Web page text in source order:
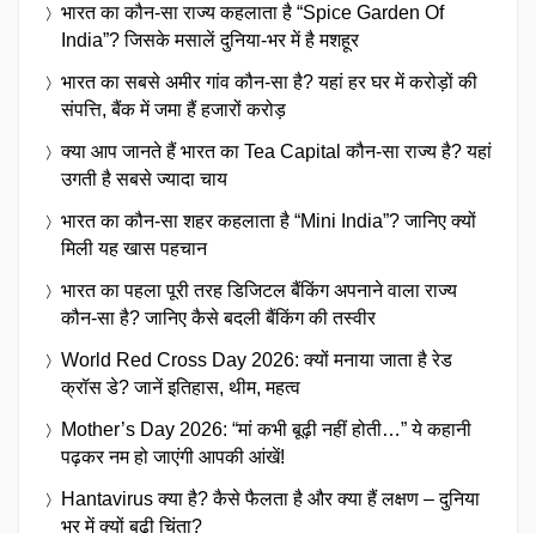
भारत का कौन-सा राज्य कहलाता है “Spice Garden Of
India”? जिसके मसालें दुनिया-भर में है मशहूर
भारत का सबसे अमीर गांव कौन-सा है? यहां हर घर में करोड़ों की
संपत्ति, बैंक में जमा हैं हजारों करोड़
क्या आप जानते हैं भारत का Tea Capital कौन-सा राज्य है? यहां
उगती है सबसे ज्यादा चाय
भारत का कौन-सा शहर कहलाता है “Mini India”? जानिए क्यों
मिली यह खास पहचान
भारत का पहला पूरी तरह डिजिटल बैंकिंग अपनाने वाला राज्य
कौन-सा है? जानिए कैसे बदली बैंकिंग की तस्वीर
World Red Cross Day 2026: क्यों मनाया जाता है रेड
क्रॉस डे? जानें इतिहास, थीम, महत्व
Mother’s Day 2026: “मां कभी बूढ़ी नहीं होती…” ये कहानी
पढ़कर नम हो जाएंगी आपकी आंखें!
Hantavirus क्या है? कैसे फैलता है और क्या हैं लक्षण – दुनिया
भर में क्यों बढ़ी चिंता?